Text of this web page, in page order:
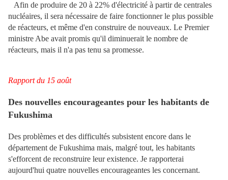
Afin de produire de 20 à 22% d'électricité à partir de centrales
nucléaires, il sera nécessaire de faire fonctionner le plus possible
de réacteurs, et même d'en construire de nouveaux. Le Premier
ministre Abe avait promis qu'il diminuerait le nombre de
réacteurs, mais il n'a pas tenu sa promesse.
Rapport du 15 août
Des nouvelles encourageantes pour les habitants de
Fukushima
Des problèmes et des difficultés subsistent encore dans le
département de Fukushima mais, malgré tout, les habitants
s'efforcent de reconstruire leur existence. Je rapporterai
aujourd'hui quatre nouvelles encourageantes les concernant.